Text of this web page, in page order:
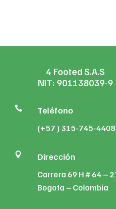
4 Footed S.A.S
NIT: 901138039-9
 Teléfono
(+57 ) 315-745-4408
 Dirección
Carrera 69 H # 64 –
Bogota – Colombia